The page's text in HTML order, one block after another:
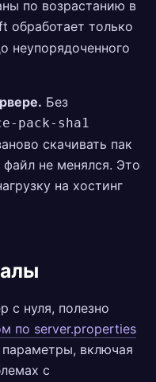
по возрастанию в
обработает только
неупорядоченного
Без
pack-sha1
скачивать пак
не менялся. Это
на хостинг
с нуля, полезно
по server.properties
включая
с